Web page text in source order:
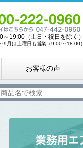
～19:00（土日・祝日を除く）
9月は土曜日も営業（9:00～18:00）
お客様の声